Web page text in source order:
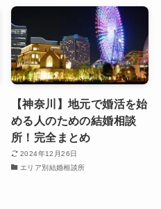
【神奈川】地元で婚活を始
める人のための結婚相談
所！完全まとめ
2024年12月26日
エリア別結婚相談所